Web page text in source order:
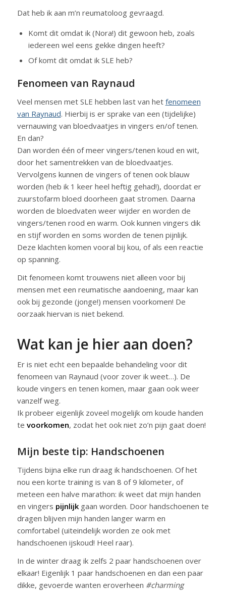
Dat heb ik aan m’n reumatoloog gevraagd.
Komt dit omdat ik (Nora!) dit gewoon heb, zoals
iedereen wel eens gekke dingen heeft?
Of komt dit omdat ik SLE heb?
Fenomeen van Raynaud
Veel mensen met SLE hebben last van het fenomeen
van Raynaud. Hierbij is er sprake van een (tijdelijke)
vernauwing van bloedvaatjes in vingers en/of tenen.
En dan?
Dan worden één of meer vingers/tenen koud en wit,
door het samentrekken van de bloedvaatjes.
Vervolgens kunnen de vingers of tenen ook blauw
worden (heb ik 1 keer heel heftig gehad!), doordat er
zuurstofarm bloed doorheen gaat stromen. Daarna
worden de bloedvaten weer wijder en worden de
vingers/tenen rood en warm. Ook kunnen vingers dik
en stijf worden en soms worden de tenen pijnlijk.
Deze klachten komen vooral bij kou, of als een reactie
op spanning.
Dit fenomeen komt trouwens niet alleen voor bij
mensen met een reumatische aandoening, maar kan
ook bij gezonde (jonge!) mensen voorkomen! De
oorzaak hiervan is niet bekend.
Wat kan je hier aan doen?
Er is niet echt een bepaalde behandeling voor dit
fenomeen van Raynaud (voor zover ik weet…). De
koude vingers en tenen komen, maar gaan ook weer
vanzelf weg.
Ik probeer eigenlijk zoveel mogelijk om koude handen
te voorkomen, zodat het ook niet zo’n pijn gaat doen!
Mijn beste tip: Handschoenen
Tijdens bijna elke run draag ik handschoenen. Of het
nou een korte training is van 8 of 9 kilometer, of
meteen een halve marathon: ik weet dat mijn handen
en vingers pijnlijkgaan worden. Door handschoenen te
dragen blijven mijn handen langer warm en
comfortabel (uiteindelijk worden ze ook met
handschoenen ijskoud! Heel raar).
In de winter draag ik zelfs 2 paar handschoenen over
elkaar! Eigenlijk 1 paar handschoenen en dan een paar
dikke, gevoerde wanten eroverheen #charming